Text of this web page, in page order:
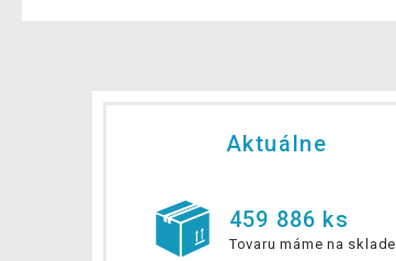
Aktuálne
459 886 ks
Tovaru máme na sklade